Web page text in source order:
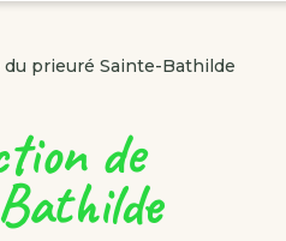
du prieuré Sainte-Bathilde
de